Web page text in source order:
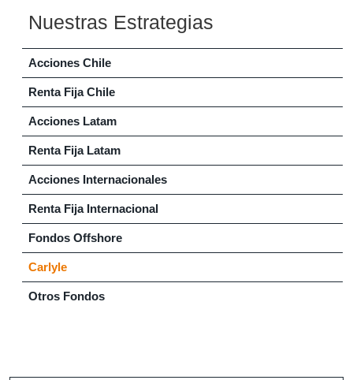
Nuestras Estrategias
Acciones Chile
Renta Fija Chile
Acciones Latam
Renta Fija Latam
Acciones Internacionales
Renta Fija Internacional
Fondos Offshore
Carlyle
Otros Fondos